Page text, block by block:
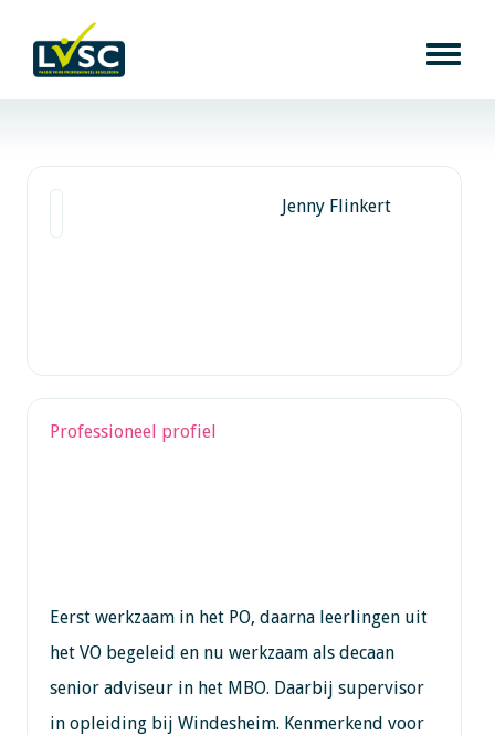
Jenny Flinkert
Professioneel profiel
Eerst werkzaam in het PO, daarna leerlingen uit
het VO begeleid en nu werkzaam als decaan
senior adviseur in het MBO. Daarbij supervisor
in opleiding bij Windesheim. Kenmerkend voor